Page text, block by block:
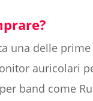
una delle prime
auricolari
band come